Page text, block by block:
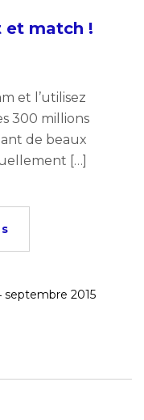
et match !
et l’utilisez
300 millions
de beaux
[…]
septembre 2015